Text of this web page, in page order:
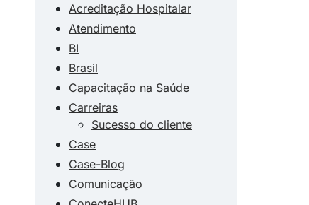
Acreditação Hospitalar
Atendimento
BI
Brasil
Capacitação na Saúde
Carreiras
Sucesso do cliente
Case
Case-Blog
Comunicação